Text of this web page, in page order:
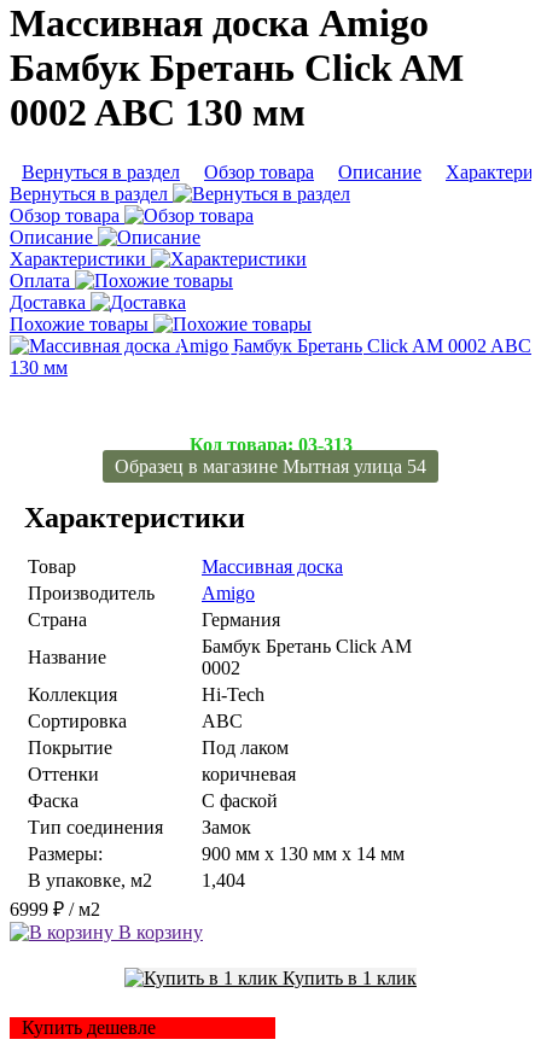
Массивная доска Amigo
Бамбук Бретань Click AM
0002 ABC 130 мм
Вернуться в раздел Обзор товара Описание
Вернуться в раздел
Обзор товара
Описание
Характеристики
Оплата
Доставка
Похожие товары
Подробнее
Код товара: 03-313
Образец в магазине Мытная улица 54
Характеристики
Товар
Массивная доска
Производитель
Amigo
Страна
Германия
Название
Бамбук Бретань Click AM
0002
Коллекция
Hi-Tech
Сортировка
ABC
Покрытие
Под лаком
Оттенки
коричневая
Фаска
С фаской
Тип соединения
Замок
Размеры:
900 мм x 130 мм x 14 мм
В упаковке, м2
1,404
6999 ₽ / м2
В корзину
Купить в 1 клик
Купить дешевле